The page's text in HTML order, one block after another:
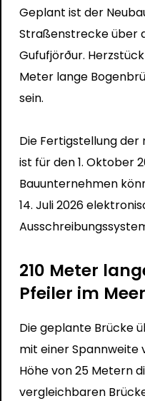
Geplant ist der
Straßenstrecke über
Gufufjörður.
Meter lange
sein.
Die Fertigstellung
ist für den 1. Oktober
Bauunternehmen
14. Juli 2026
210 Meter
Pfeiler im Meer
Die geplante Brücke
mit einer Spannweite
Höhe von 25 Metern
vergleichbaren